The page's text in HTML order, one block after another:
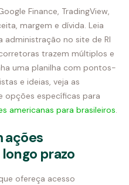
Finance, TradingView,
margem e dívida. Leia
no site de RI
trazem múltiplos e
uma planilha com pontos-
e ideias, veja as
opções específicas para
americanas para brasileiros.
ações
prazo
ofereça acesso